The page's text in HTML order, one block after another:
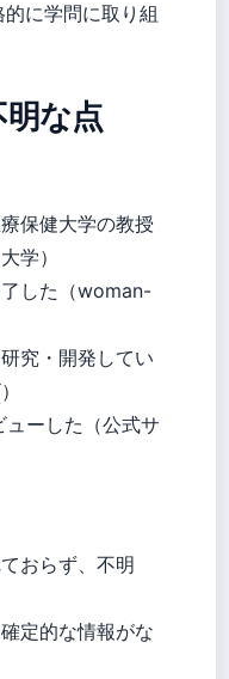
に学問に取り組
な点
保健大学の教授
学）
した（woman-
究・開発してい
）
ーした（公式サ
おらず、不明
定的な情報がな